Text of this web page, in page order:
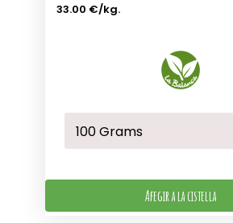
33.00 €/kg.
Afegir a la cistella